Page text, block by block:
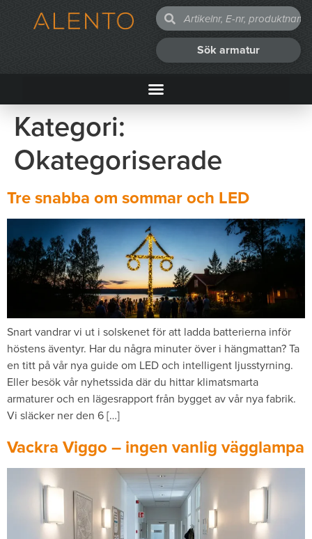
Sök armatur
Kategori:
Okategoriserade
Tre snabba om sommar och LED
Snart vandrar vi ut i solskenet för att ladda batterierna inför
höstens äventyr. Har du några minuter över i hängmattan? Ta
en titt på vår nya guide om LED och intelligent ljusstyrning.
Eller besök vår nyhetssida där du hittar klimatsmarta
armaturer och en lägesrapport från bygget av vår nya fabrik.
Vi släcker ner den 6 […]
Vackra Viggo – ingen vanlig vägglampa